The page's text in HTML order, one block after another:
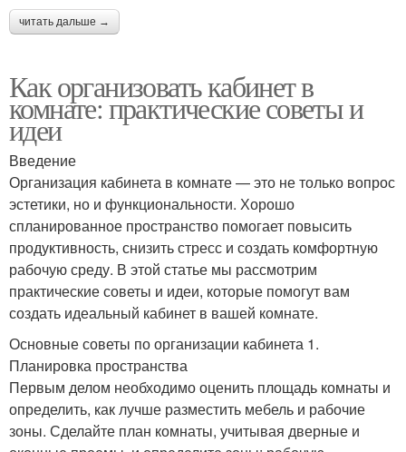
читать дальше →
Как организовать кабинет в
комнате: практические советы и
идеи
Введение
Организация кабинета в комнате — это не только вопрос
эстетики, но и функциональности. Хорошо
спланированное пространство помогает повысить
продуктивность, снизить стресс и создать комфортную
рабочую среду. В этой статье мы рассмотрим
практические советы и идеи, которые помогут вам
создать идеальный кабинет в вашей комнате.
Основные советы по организации кабинета 1.
Планировка пространства
Первым делом необходимо оценить площадь комнаты и
определить, как лучше разместить мебель и рабочие
зоны. Сделайте план комнаты, учитывая дверные и